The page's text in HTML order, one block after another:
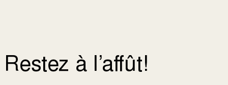
Restez à l’affût!